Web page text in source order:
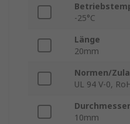
-25°C
Länge
20mm
Normen/
UL 94 V-0,
Durchmesser
10mm